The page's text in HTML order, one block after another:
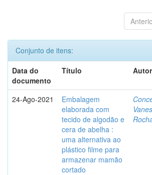
Conjunto de itens:
Data do
documento
Título
24-Ago-2021
Embalagem
elaborada com
tecido de algodão e
cera de abelha :
uma alternativa ao
plástico filme para
armazenar mamão
cortado